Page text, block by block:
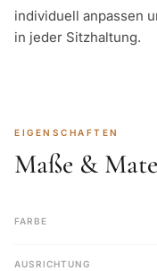
individuell anpassen
in jeder Sitzhaltung.
EIGENSCHAFTEN
Maße &
FARBE
AUSRICHTUNG